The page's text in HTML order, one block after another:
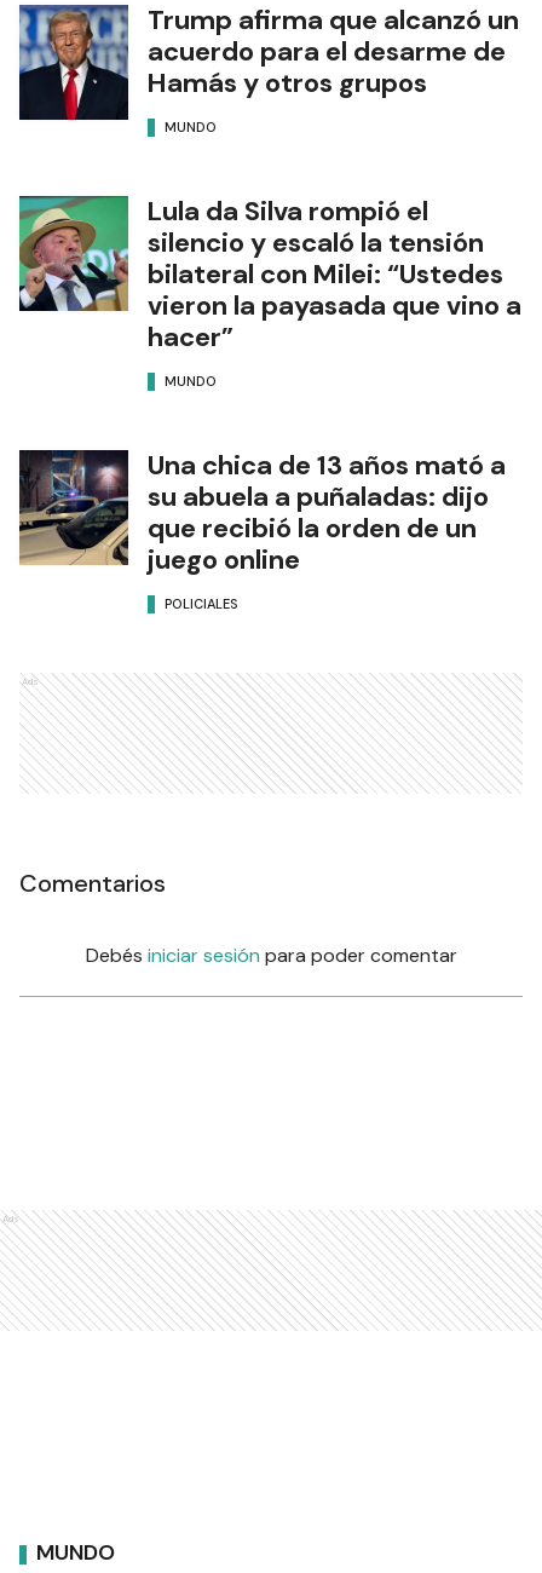
Trump afirma que alcanzó un
acuerdo para el desarme de
Hamás y otros grupos
MUNDO
Lula da Silva rompió el
silencio y escaló la tensión
bilateral con Milei: “Ustedes
vieron la payasada que vino a
hacer”
MUNDO
Una chica de 13 años mató a
su abuela a puñaladas: dijo
que recibió la orden de un
juego online
POLICIALES
Ads
Comentarios
Debés iniciar sesión para poder comentar
Ads
MUNDO